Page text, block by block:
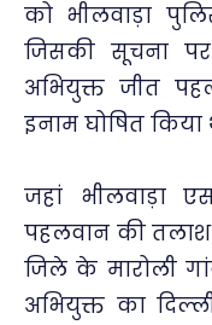
को भीलवाड़ा
जिसकी सूचना पर
अभियुक्त जीत
इनाम घोषित किया
जहां भीलवाड़ा
पहलवान की
जिले के मारोली
अभियुक्त का